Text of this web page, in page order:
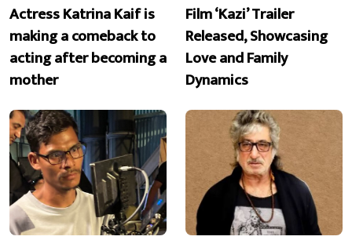
Actress Katrina Kaif is
making a comeback to
acting after becoming a
mother
Film ‘Kazi’ Trailer
Released, Showcasing
Love and Family
Dynamics